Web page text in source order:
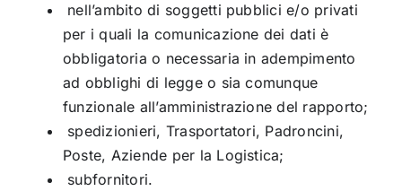
nell’ambito di soggetti pubblici e/o privati
per i quali la comunicazione dei dati è
obbligatoria o necessaria in adempimento
ad obblighi di legge o sia comunque
funzionale all’amministrazione del rapporto;
spedizionieri, Trasportatori, Padroncini,
Poste, Aziende per la Logistica;
subfornitori.